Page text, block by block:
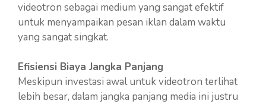
videotron sebagai medium yang sangat efektif
untuk menyampaikan pesan iklan dalam waktu
yang sangat singkat.
Efisiensi Biaya Jangka Panjang
Meskipun investasi awal untuk videotron terlihat
lebih besar, dalam jangka panjang media ini justru